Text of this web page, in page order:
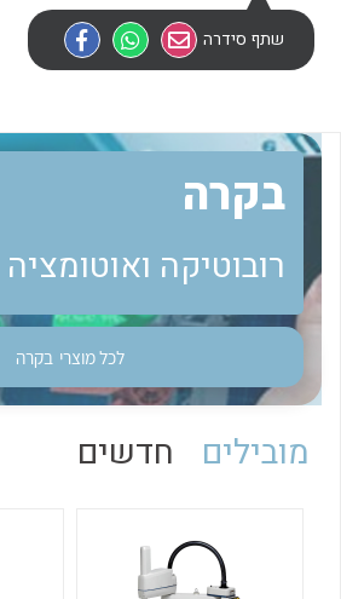
לכל מוצרי היצרן
לכל מוצרי היצרן
שתף סידרה
בקרה
רובוטיקה
לכל מוצרי בקרה
מובילים חדשים